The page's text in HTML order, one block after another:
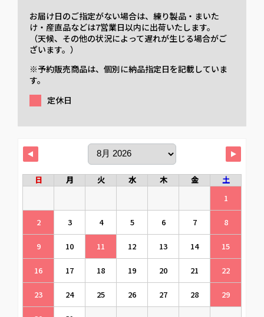
お届け日のご指定がない場合は、練り製品・まいた
け・産直品などは7営業日以内に出荷いたします。
（天候、その他の状況によって遅れが生じる場合がご
ざいます。）
※予約販売商品は、個別に納品指定日を記載していま
す。
定休日
日 月 火 水 木 金
土
1
2 3 4 5 6 7 8
9 10 11 12 13 14 15
16 17 18 19 20 21 22
23 24 25 26 27 28 29